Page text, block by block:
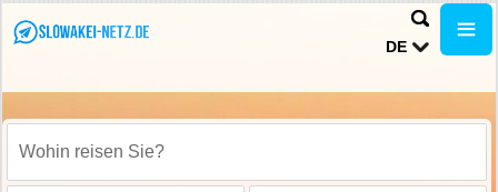
DE
Wohin reisen Sie?